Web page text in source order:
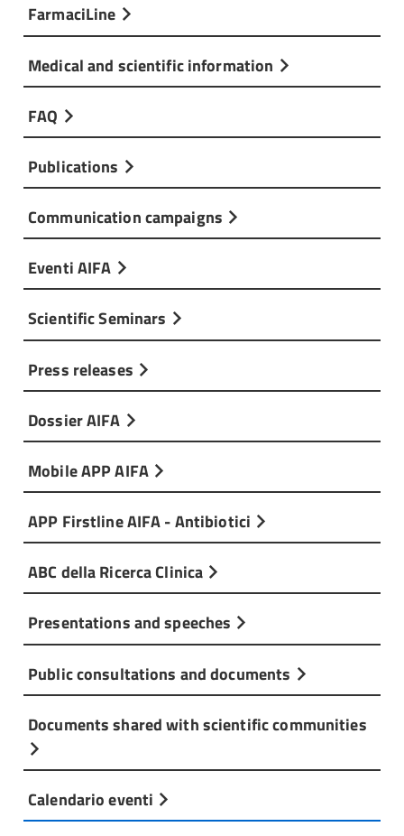
FarmaciLine
Medical and scientific information
FAQ
Publications
Communication campaigns
Eventi AIFA
Scientific Seminars
Press releases
Dossier AIFA
Mobile APP AIFA
APP Firstline AIFA - Antibiotici
ABC della Ricerca Clinica
Presentations and speeches
Public consultations and documents
Documents shared with scientific communities
Calendario eventi